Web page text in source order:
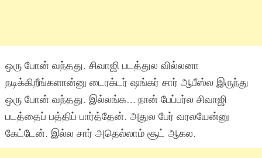
ஒரு போன் வந்தது. சிவாஜி படத்துல வில்லனா
நடிக்கிறீங்களான்னு டைரக்டர் ஷங்கர் சார் ஆபீஸ்ல இருந்து
ஒரு போன் வந்தது. இல்லங்க… நான் பேப்பர்ல சிவாஜி
படத்தைப் பத்திப் பார்த்தேன். அதுல பேர் வரலயேன்னு
கேட்டேன். இல்ல சார் அதெல்லாம் சூட் ஆகல.